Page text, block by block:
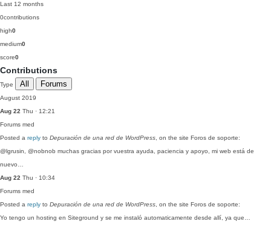
Last 12 months
0contributions
high0
medium0
score0
Contributions
Type All Forums
August 2019
Aug 22 Thu · 12:21
Forums med
Posted a reply to Depuración de una red de WordPress , on the site Foros de soporte:
@lgrusin, @nobnob muchas gracias por vuestra ayuda, paciencia y apoyo, mi web está de
nuevo…
Aug 22 Thu · 10:34
Forums med
Posted a reply to Depuración de una red de WordPress , on the site Foros de soporte:
Yo tengo un hosting en Siteground y se me instaló automaticamente desde allí, ya que…